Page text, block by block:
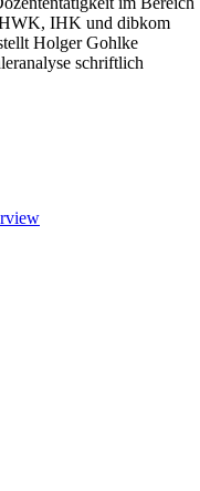
HWK, IHK und dibkom
Holger Gohlke
schriftlich